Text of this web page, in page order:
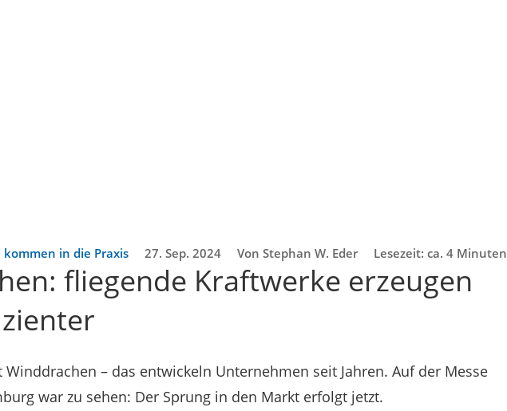
in die Praxis 27. Sep. 2024 Von Stephan W. Eder Lesezeit: ca. 4 Minuten
fliegende Kraftwerke erzeugen
– das entwickeln Unternehmen seit Jahren. Auf der Messe
war zu sehen: Der Sprung in den Markt erfolgt jetzt.